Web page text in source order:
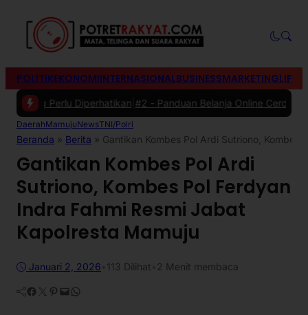
POLITIKEKONOMIINTERNASIONALBUSINESSMARKETING
Diperhatikan|#2 -Panduan Belanja Online Cerdas: Pilih
DaerahMamujuNewsTNI/Polri
Beranda » Berita » Gantikan Kombes Pol Ardi Sutriono, Kombes
Gantikan Kombes Pol Ardi
Sutriono, Kombes Pol Ferdyan
Indra Fahmi Resmi Jabat
Kapolresta Mamuju
Januari 2, 2026 113 Dilihat 2 Menit membaca
Facebook Twitter Pinterest Mail WhatsApp